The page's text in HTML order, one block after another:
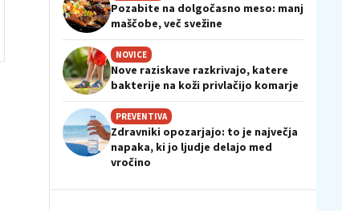
Pozabite na dolgočasno meso: manj
maščobe, več svežine
NOVICE
Nove raziskave razkrivajo, katere
bakterije na koži privlačijo komarje
PREVENTIVA
Zdravniki opozarjajo: to je največja
napaka, ki jo ljudje delajo med
vročino